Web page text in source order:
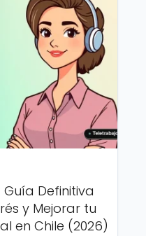
Guía Definitiva
y Mejorar tu
en Chile (2026)